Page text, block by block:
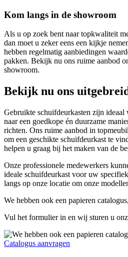
Kom langs in de showroom
Als u op zoek bent naar topkwaliteit
dan moet u zeker eens een kijkje
hebben regelmatig aanbiedingen
pakken. Bekijk nu ons ruime aanbod
showroom.
Bekijk nu ons
Gebruikte schuifdeurkasten zijn ideaal
naar een goedkope én duurzame
richten. Ons ruime aanbod in
om een geschikte schuifdeurkast te
helpen u graag bij het maken van de
Onze professionele medewerkers
ideale schuifdeurkast voor uw
langs op onze locatie om onze
We hebben ook een papieren
Vul het formulier in en wij sturen u
Catalogus aanvragen